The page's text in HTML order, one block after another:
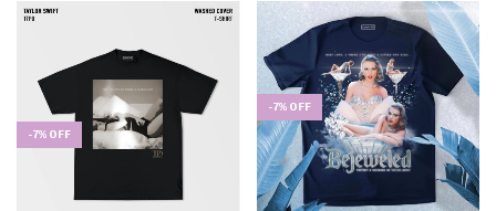
-7% OFF
-7% OFF